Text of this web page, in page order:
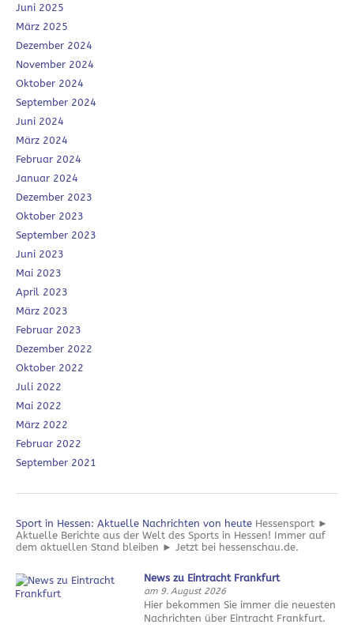
Juni 2025
März 2025
Dezember 2024
November 2024
Oktober 2024
September 2024
Juni 2024
März 2024
Februar 2024
Januar 2024
Dezember 2023
Oktober 2023
September 2023
Juni 2023
Mai 2023
April 2023
März 2023
Februar 2023
Dezember 2022
Oktober 2022
Juli 2022
Mai 2022
März 2022
Februar 2022
September 2021
Sport in Hessen: Aktuelle Nachrichten von heute Hessensport ►
Aktuelle Berichte aus der Welt des Sports in Hessen! Immer auf
dem aktuellen Stand bleiben ► Jetzt bei hessenschau.de.
News zu Eintracht Frankfurt
am 9. August 2026
Hier bekommen Sie immer die neuesten
Nachrichten über Eintracht Frankfurt.